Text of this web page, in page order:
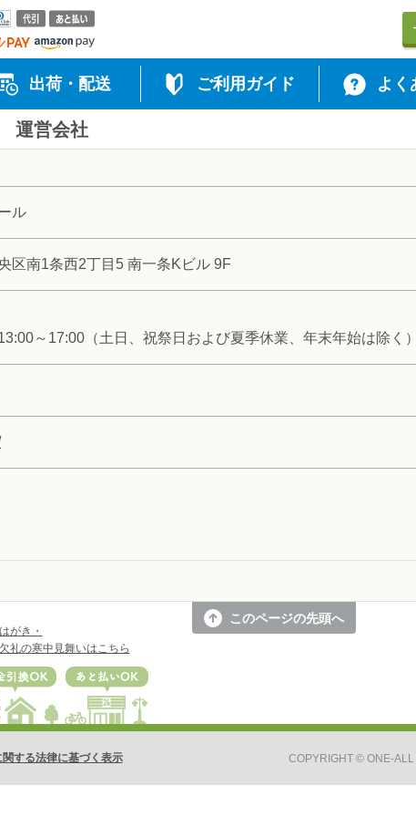
mastercard・JCB・AMERICAN EXPRESS・Diners Club）
出荷・配送 ご利用ガイド よく
運営会社
ル
区南1条西2丁目5 南一条Kビル 9F
～17:00（土日、祝祭日および夏季休業、年末年始は除く）
がき・
礼の寒中見舞いはこちら
換OK あと払いOK
このページの先頭へ
する法律に基づく表示 COPYRIGHT ©ONE-ALL